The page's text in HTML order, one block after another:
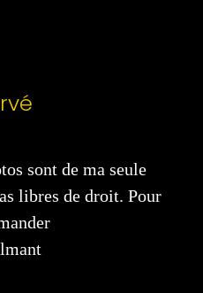
sont de ma seule
libres de droit. Pour